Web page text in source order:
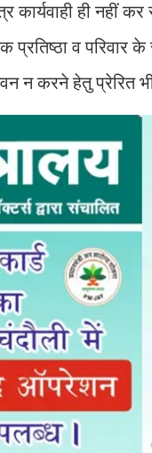
कार्यवाही ही नहीं
प्रतिष्ठा व
न करने हेतु प्रेरित